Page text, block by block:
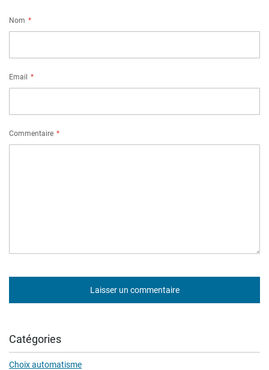
Nom
Email
Commentaire
Laisser un commentaire
Catégories
Choix automatisme